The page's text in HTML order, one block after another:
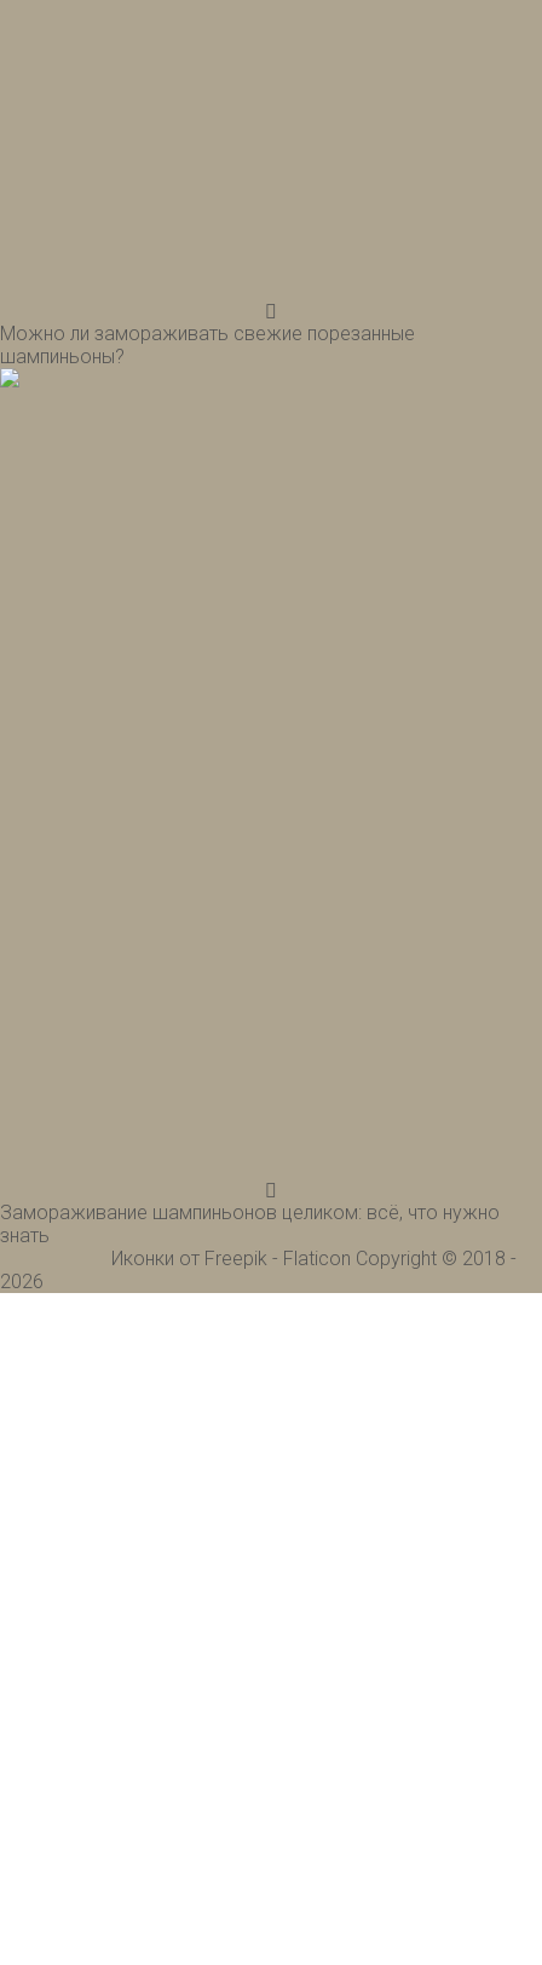
Можно ли замораживать свежие порезанные
шампиньоны?
Замораживание шампиньонов целиком: всё, что нужно
знать
Иконки от Freepik - Flaticon Copyright © 2018 -
2026